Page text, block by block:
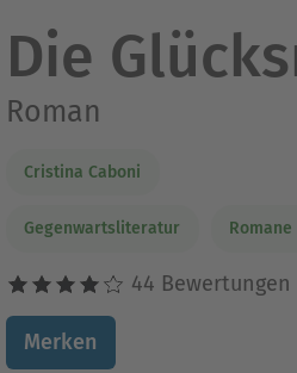
Die
Roman
Cristina Caboni
Gegenwartsliteratur
44 Bewertungen
Merken